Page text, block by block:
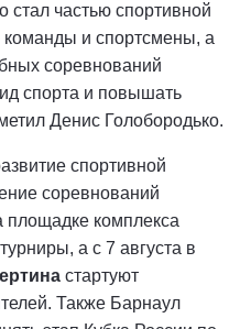
частью спортивной
команды и спортсмены, а
соревнований
спорта и повышать
Денис Голобородько.
спортивной
соревнований
площадке комплекса
а с 7 августа в
стартуют
Также Барнаул